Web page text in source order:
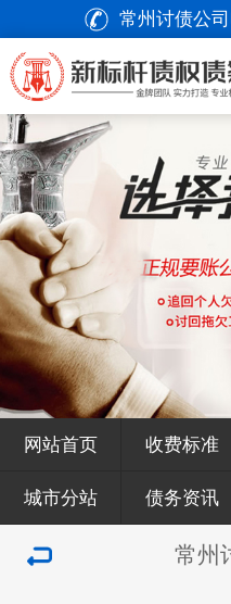
常州讨债公司
网站首页 收费标准
城市分站 债务资讯
常州